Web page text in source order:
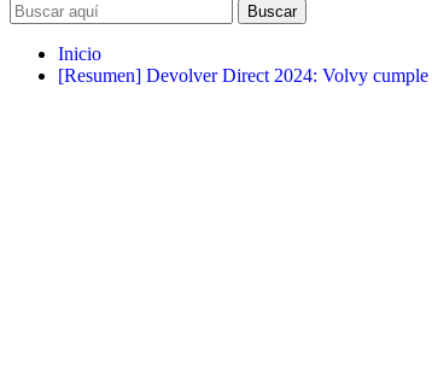
Buscar
Inicio
[Resumen] Devolver Direct 2024: Volvy cumple